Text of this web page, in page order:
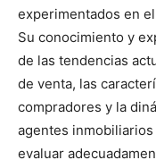
experimentados en
Su conocimiento y
de las tendencias
de venta, las
compradores y la
agentes
evaluar